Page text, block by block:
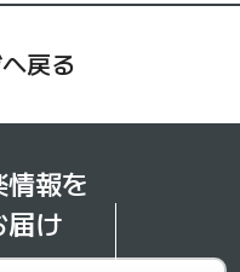
戻る
報を
届け